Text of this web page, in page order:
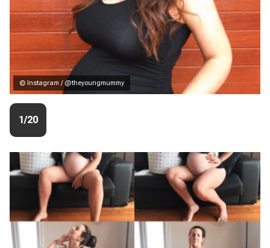
© Instagram / @theyoungmummy
1/20